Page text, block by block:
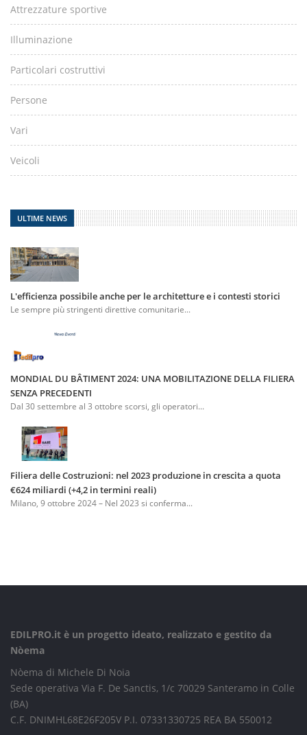
Attrezzature sportive
Illuminazione
Particolari costruttivi
Persone
Vari
Veicoli
ULTIME NEWS
L'efficienza possibile anche per le architetture e i contesti storici
Le sempre più stringenti direttive comunitarie...
MONDIAL DU BÂTIMENT 2024: UNA MOBILITAZIONE DELLA FILIERA
SENZA PRECEDENTI
Dal 30 settembre al 3 ottobre scorsi, gli operatori...
Filiera delle Costruzioni: nel 2023 produzione in crescita a quota
€624 miliardi (+4,2 in termini reali)
Milano, 9 ottobre 2024 – Nel 2023 si conferma...
EDILPRO.it è un progetto ideato, realizzato e gestito da
Nòema
Nòema di Michele Di Noia
Sede operativa Via F. De Sanctis, 1/c 70029 Santeramo in Colle
(BA)
C.F. DNIMHL68E26F205V P.I. 07331330725 REA BA 550012